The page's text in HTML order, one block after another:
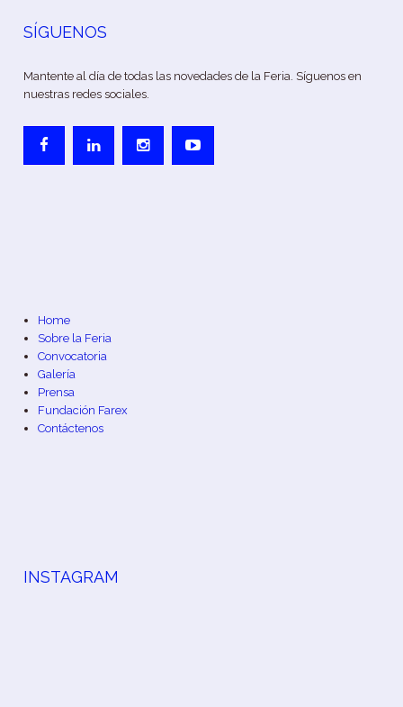
SÍGUENOS
Mantente al día de todas las novedades de la Feria. Síguenos en
nuestras redes sociales.
Home
Sobre la Feria
Convocatoria
Galería
Prensa
Fundación Farex
Contáctenos
INSTAGRAM